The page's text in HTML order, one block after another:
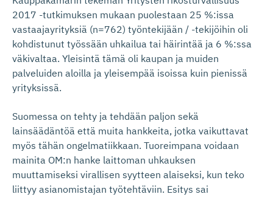
2017 -tutkimuksen mukaan puolestaan 25 %:issa
vastaajayrityksiä (n=762) työntekijään / -tekijöihin oli
kohdistunut työssään uhkailua tai häirintää ja 6 %:ssa
väkivaltaa. Yleisintä tämä oli kaupan ja muiden
palveluiden aloilla ja yleisempää isoissa kuin pienissä
yrityksissä.
Suomessa on tehty ja tehdään paljon sekä
lainsäädäntöä että muita hankkeita, jotka vaikuttavat
myös tähän ongelmatiikkaan. Tuoreimpana voidaan
mainita OM:n hanke laittoman uhkauksen
muuttamiseksi virallisen syytteen alaiseksi, kun teko
liittyy asianomistajan työtehtäviin. Esitys sai